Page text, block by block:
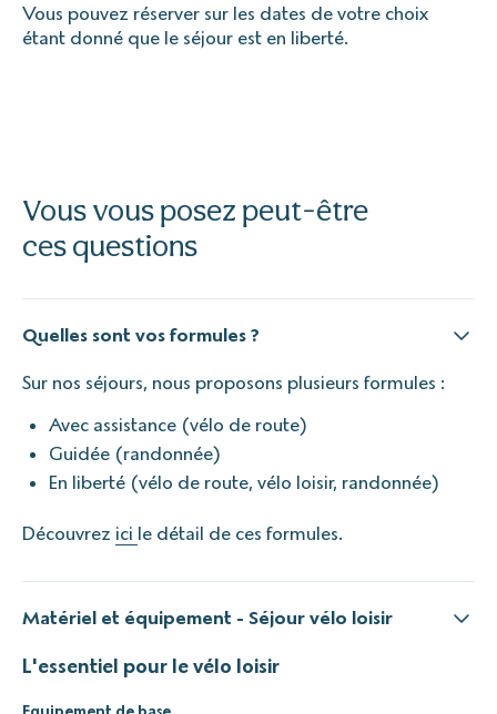
Vous pouvez réserver sur les dates de votre choix
étant donné que le séjour est en liberté.
Vous vous posez peut-être
ces questions
Quelles sont vos formules ?
Sur nos séjours, nous proposons plusieurs formules :
Avec assistance (vélo de route)
Guidée (randonnée)
En liberté (vélo de route, vélo loisir, randonnée)
Découvrez ici le détail de ces formules.
Matériel et équipement - Séjour vélo loisir
L'essentiel pour le vélo loisir